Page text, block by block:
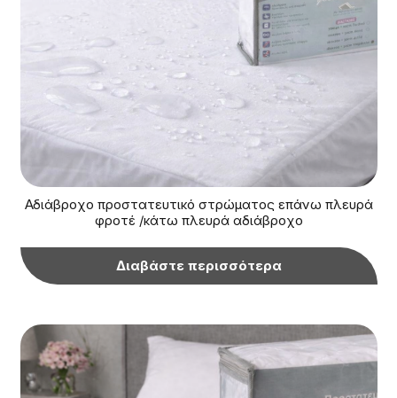
Αδιάβροχο προστατευτικό στρώματος επάνω πλευρά
φροτέ /κάτω πλευρά αδιάβροχο
Διαβάστε περισσότερα